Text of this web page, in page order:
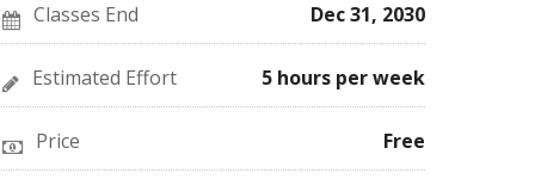
Classes End Dec 31, 2030
Estimated Effort 5 hours per week
Price Free